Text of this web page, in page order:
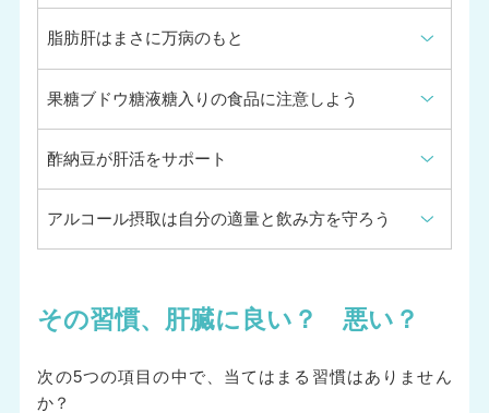
脂肪肝はまさに万病のもと
果糖ブドウ糖液糖入りの食品に注意しよう
酢納豆が肝活をサポート
アルコール摂取は自分の適量と飲み方を守ろう
その習慣、肝臓に良い？ 悪い？
次の5つの項目の中で、当てはまる習慣はありません
か？